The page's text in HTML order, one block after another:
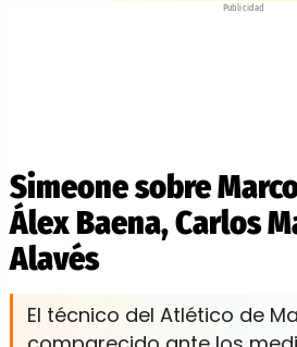
Publicidad
Simeone sobre
Álex Baena, Carlos
Alavés
El técnico del Atlético de